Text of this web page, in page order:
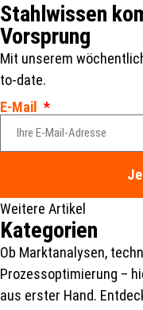
Stahlwissen
Vorsprung
Mit unserem
to-date.
E-Mail
Weitere Artikel
Kategorien
Ob Marktanalysen,
Prozessoptimierung –
aus erster Hand.